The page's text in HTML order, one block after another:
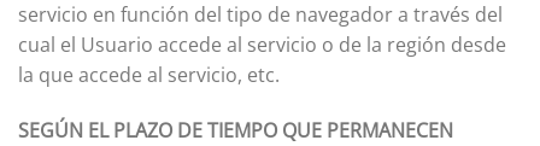
servicio en función del tipo de navegador a través del
cual el Usuario accede al servicio o de la región desde
la que accede al servicio, etc.
SEGÚN EL PLAZO DE TIEMPO QUE PERMANECEN